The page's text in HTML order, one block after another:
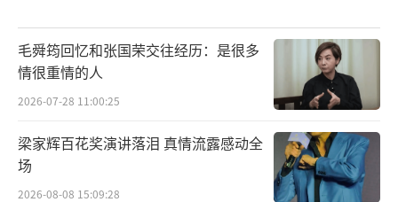
毛舜筠回忆和张国荣交往经历：是很多
情很重情的人
2026-07-28 11:00:25
梁家辉百花奖演讲落泪 真情流露感动全
场
2026-08-08 15:09:28